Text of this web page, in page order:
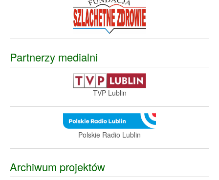
Partnerzy medialni
TVP Lublin
Polskie Radio Lublin
Archiwum projektów